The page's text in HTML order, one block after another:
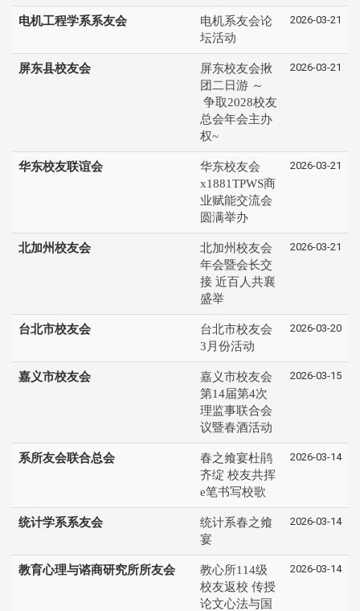
电机工程学系系友会
电机系友会论
坛活动
2026-03-21
屏东县校友会
屏东校友会揪
团二日游 ～
争取2028校友
总会年会主办
权~
2026-03-21
华东校友联谊会
华东校友会
x1881TPWS商
业赋能交流会
圆满举办
2026-03-21
北加州校友会
北加州校友会
年会暨会长交
接 近百人共襄
盛举
2026-03-21
台北市校友会
台北市校友会
3月份活动
2026-03-20
嘉义市校友会
嘉义市校友会
第14届第4次
理监事联合会
议暨春酒活动
2026-03-15
系所友会联合总会
春之飨宴杜鹃
齐绽 校友共挥
e笔书写校歌
2026-03-14
统计学系系友会
统计系春之飨
宴
2026-03-14
教育心理与谘商研究所所友会
教心所114级
校友返校 传授
论文心法与国
2026-03-14